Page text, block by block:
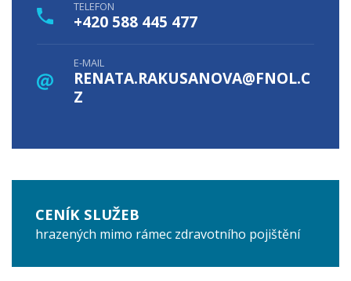
TELEFON
+420 588 445 477
E-MAIL
RENATA.RAKUSANOVA@FNOL.C
Z
CENÍK SLUŽEB
hrazených mimo rámec zdravotního pojištění